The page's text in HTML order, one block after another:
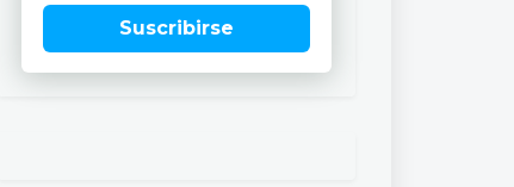
Suscribirse